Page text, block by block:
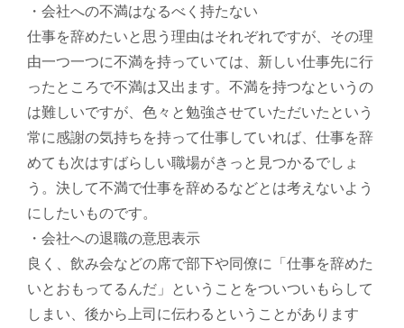
・会社への不満はなるべく持たない
仕事を辞めたいと思う理由はそれぞれですが、その理
由一つ一つに不満を持っていては、新しい仕事先に行
ったところで不満は又出ます。不満を持つなというの
は難しいですが、色々と勉強させていただいたという
常に感謝の気持ちを持って仕事していれば、仕事を辞
めても次はすばらしい職場がきっと見つかるでしょ
う。決して不満で仕事を辞めるなどとは考えないよう
にしたいものです。
・会社への退職の意思表示
良く、飲み会などの席で部下や同僚に「仕事を辞めた
いとおもってるんだ」ということをついついもらして
しまい、後から上司に伝わるということがあります